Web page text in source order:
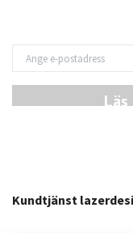
Kundtjänst